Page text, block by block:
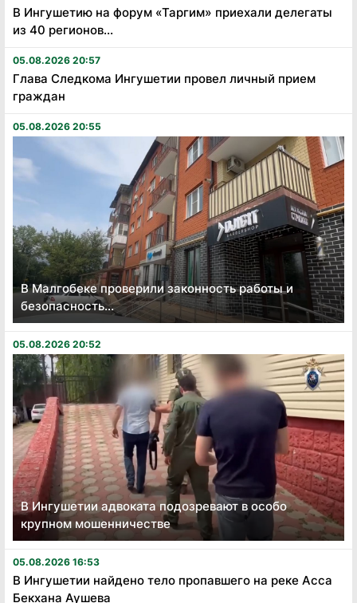
В Ингушетию на форум «Таргим» приехали делегаты
из 40 регионов...
05.08.2026 20:57
Глава Следкома Ингушетии провел личный прием
граждан
05.08.2026 20:55
В Малгобеке проверили законность работы и
безопасность...
05.08.2026 20:52
В Ингушетии адвоката подозревают в особо
крупном мошенничестве
05.08.2026 16:53
В Ингушетии найдено тело пропавшего на реке Асса
Бекхана Аушева